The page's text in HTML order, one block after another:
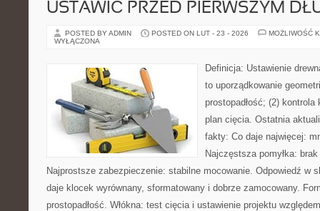
USTAWIĆ PRZED PIERWSZYM
POSTED BY ADMIN POSTED ON LUT - 23 - 2026
MOŻLIWOŚĆ
WYŁĄCZONA
Definicja: Ustawienie
to uporządkowanie
prostopadłość; (2)
plan cięcia. Ostatnia
fakty: Co daje najwięcej:
Najczęstsza pomyłka:
Najprostsze zabezpieczenie: stabilne mocowanie. Odpowiedź w
daje klocek wyrównany, sformatowany i dobrze zamocowany.
prostopadłość. Włókna: test cięcia i ustawienie projektu